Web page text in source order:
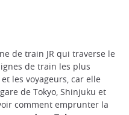
de train JR qui traverse le
de train les plus
les voyageurs, car elle
de Tokyo, Shinjuku et
comment emprunter la